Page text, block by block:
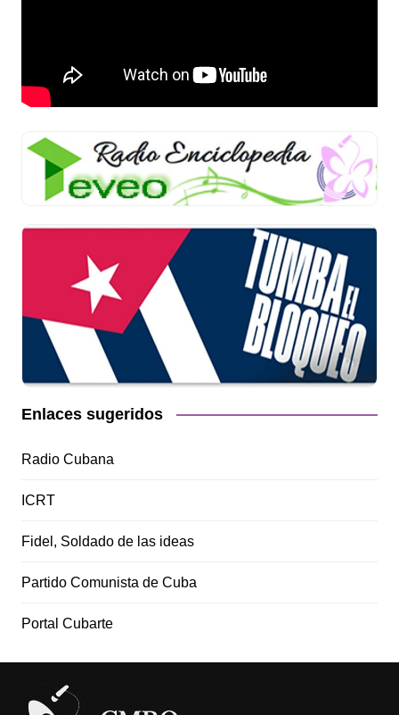
Enlaces sugeridos
Radio Cubana
ICRT
Fidel, Soldado de las ideas
Partido Comunista de Cuba
Portal Cubarte